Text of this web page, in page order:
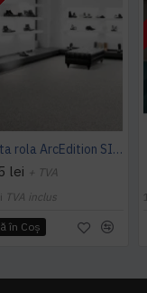
Mocheta rola ArcEdition SIRIOUS AB
lei + TVA
TVA inclus
în Coş